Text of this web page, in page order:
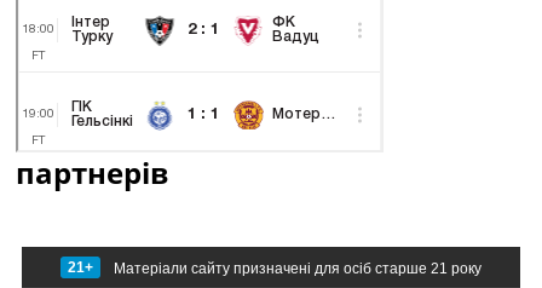
партнерів
21+ Матеріали сайту призначені для осіб старше 21 року